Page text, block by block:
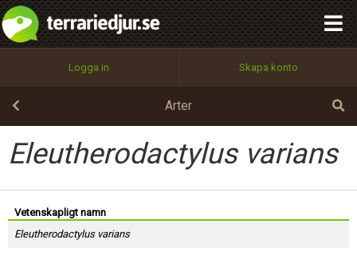
Logga in Skapa konto
Arter
Eleutherodactylus varians
Vetenskapligt namn
Eleutherodactylus varians
Utför
100%
OK
integritetspolicy
Namn:
Epost:
Lösenord:
Begär nytt lösenord
Tillbaka till förstasidan